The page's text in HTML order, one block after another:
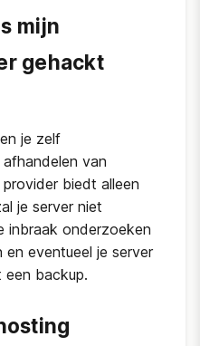
mijn
gehackt
je zelf
van
biedt alleen
je server niet
inbraak onderzoeken
eventueel je server
een backup.